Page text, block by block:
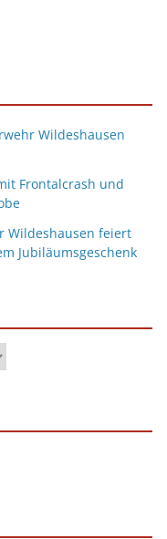
Wildeshausen
Frontalcrash und
Wildeshausen feiert
Jubiläumsgeschenk